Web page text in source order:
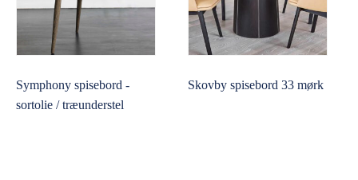
Symphony spisebord -
sortolie / træunderstel
Skovby spisebord 33 mørk